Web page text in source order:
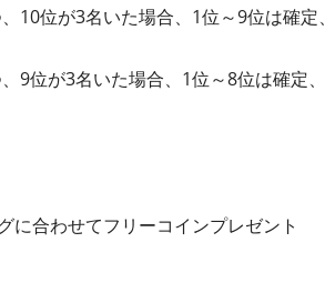
10位が3名いた場合、1位～9位は確定
位が3名いた場合、1位～8位は確定
に合わせてフリーコインプレゼント